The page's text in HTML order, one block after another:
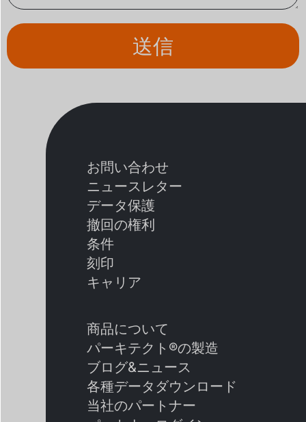
送信
お問い合わせ
ニュースレター
データ保護
撤回の権利
条件
刻印
キャリア
商品について
パーキテクト®の製造
ブログ&ニュース
各種データダウンロード
当社のパートナー